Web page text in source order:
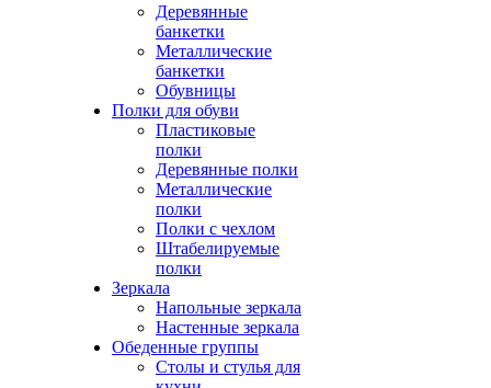
Деревянные
банкетки
Металлические
банкетки
Обувницы
Полки для обуви
Пластиковые
полки
Деревянные полки
Металлические
полки
Полки с чехлом
Штабелируемые
полки
Зеркала
Напольные зеркала
Настенные зеркала
Обеденные группы
Столы и стулья для